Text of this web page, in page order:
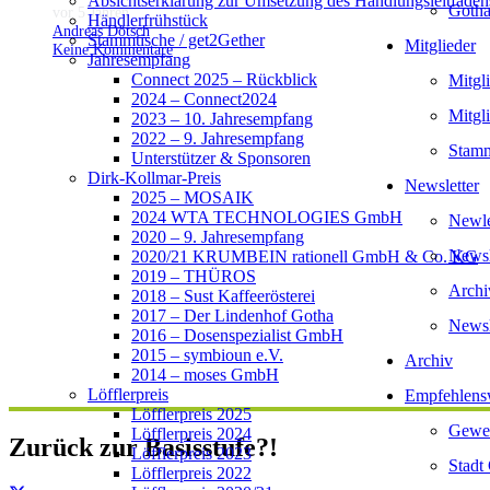
Mitglieder
Newsletter
Archiv
Stadt
Händlerfrühstück
Stammtische / get2Gether
Jahresempfang
Connect 2025 – Rückblick
2024 – Connect2024
2023 – 10. Jahresempfang
2022 – 9. Jahresempfang
Unterstützer & Sponsoren
Dirk-Kollmar-Preis
2025 – MOSAIK
2024 WTA TECHNOLOGIES GmbH
2020 – 9. Jahresempfang
2020/21 KRUMBEIN rationell GmbH & Co. KG
2019 – THÜROS
2018 – Sust Kaffeerösterei
2017 – Der Lindenhof Gotha
2016 – Dosenspezialist GmbH
2015 – symbioun e.V.
2014 – moses GmbH
Löfflerpreis
Löfflerpreis 2025
Löfflerpreis 2024
Löfflerpreis 2023
Löfflerpreis 2022
vor 5 Jahren
Andreas Dötsch
Keine Kommentare
Zurück zur Basisstufe?!